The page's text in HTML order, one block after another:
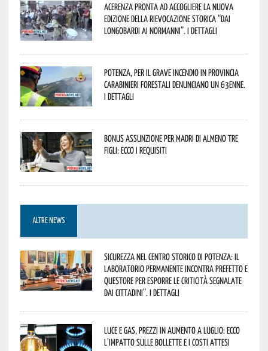
Acerenza pronta ad accogliere la nuova
edizione della rievocazione storica “Dai
Longobardi ai Normanni”. I dettagli
Potenza, per il grave incendio in Provincia
Carabinieri forestali denunciano un 63enne.
I dettagli
Bonus assunzione per madri di almeno tre
figli: ecco i requisiti
ALTRE NEWS
Sicurezza nel Centro Storico di Potenza: il
Laboratorio Permanente incontra Prefetto e
Questore per esporre le criticità segnalate
dai cittadini”. I dettagli
Luce e gas, prezzi in aumento a luglio: ecco
l’impatto sulle bollette e i costi attesi